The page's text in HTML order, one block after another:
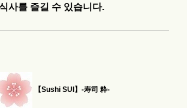
사를 즐길 수 있습니다.
【Sushi SUI】-寿司 粋-